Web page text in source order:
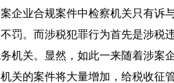
企业合规案件中检察机关只有诉
罚。而涉税犯罪行为首先是涉税
机关。显然，如此一来随着涉案
关的案件将大量增加，给税收征